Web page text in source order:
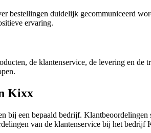
duidelijk gecommuniceerd
ervaring.
de klantenservice, de levering en de
Kixx
bij een bepaald bedrijf.
van de klantenservice bij het bedrijf